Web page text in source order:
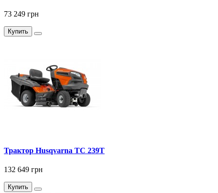
73 249 грн
Купить
Трактор Husqvarna TC 239T
132 649 грн
Купить